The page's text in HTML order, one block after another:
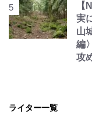
【
実
山
編
攻
ライター一覧